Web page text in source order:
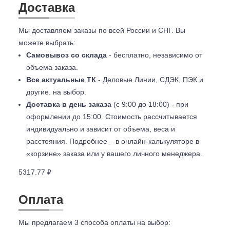
Доставка
Мы доставляем заказы по всей России и СНГ. Вы
можете выбрать:
Самовывоз со склада - бесплатно, независимо от
объема заказа.
Все актуальные ТК - Деловые Линии, СДЭК, ПЭК и
другие. на выбор.
Доставка в день заказа (с 9:00 до 18:00) - при
оформлении до 15:00. Стоимость рассчитывается
индивидуально и зависит от объема, веса и
расстояния. Подробнее – в онлайн-калькуляторе в
«корзине» заказа или у вашего личного менеджера.
5317.77 ₽
Оплата
Мы предлагаем 3 способа оплаты на выбор: